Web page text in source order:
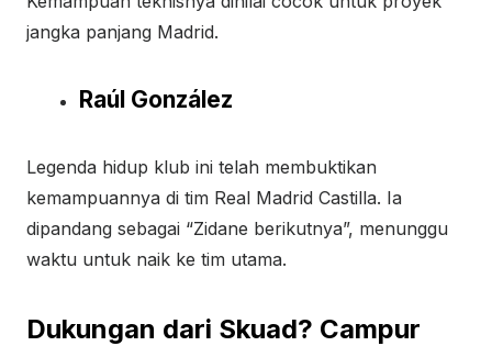
jangka panjang Madrid.
Raúl González
Legenda hidup klub ini telah membuktikan
kemampuannya di tim Real Madrid Castilla. Ia
dipandang sebagai “Zidane berikutnya”, menunggu
waktu untuk naik ke tim utama.
Dukungan dari Skuad? Campur